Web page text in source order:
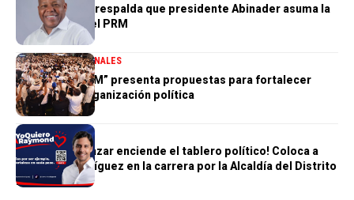
Adán Peguero respalda que presidente Abinader asuma la
presidencia del PRM
DESTACADANACIONALES
“Hablemos PRM” presenta propuestas para fortalecer
futuro de la organización política
POLÍTICA
Humberto Salazar enciende el tablero político! Coloca a
Raymond Rodríguez en la carrera por la Alcaldía del Distrito
Nacional